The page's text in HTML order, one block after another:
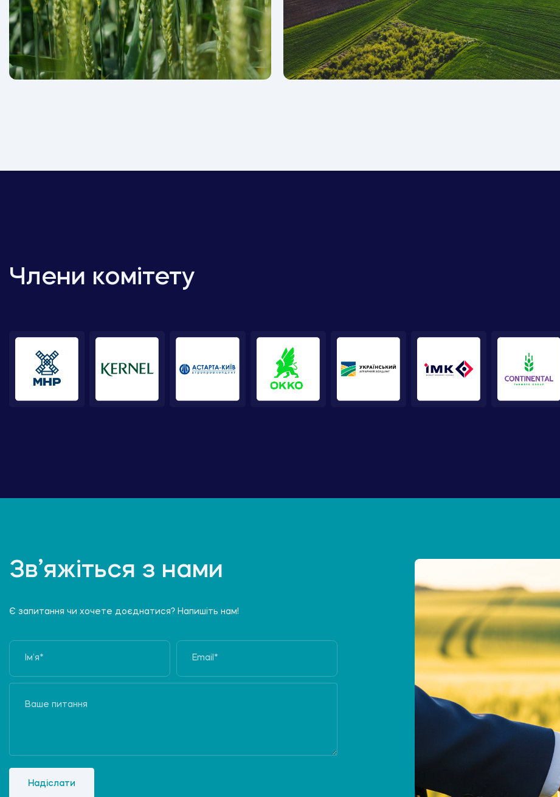
Члени комітету
Зв’яжіться з нами
Є запитання чи хочете доєднатися? Напишіть нам!
Надіслати